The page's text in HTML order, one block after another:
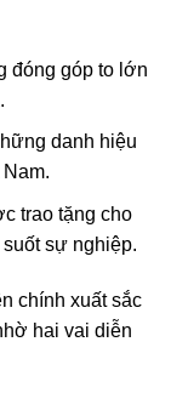
đóng góp to lớn
danh hiệu
trao tặng cho
sự nghiệp.
chính xuất sắc
hai vai diễn